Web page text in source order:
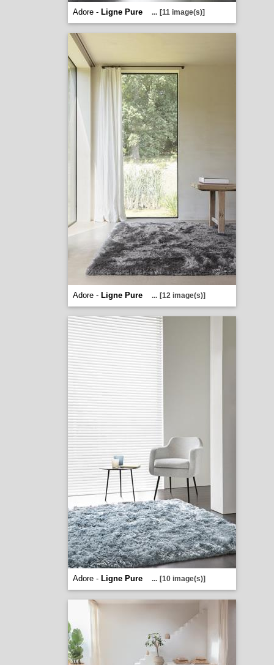
Adore - Ligne Pure ... [11 image(s)]
Adore - Ligne Pure ... [12 image(s)]
Adore - Ligne Pure ... [10 image(s)]